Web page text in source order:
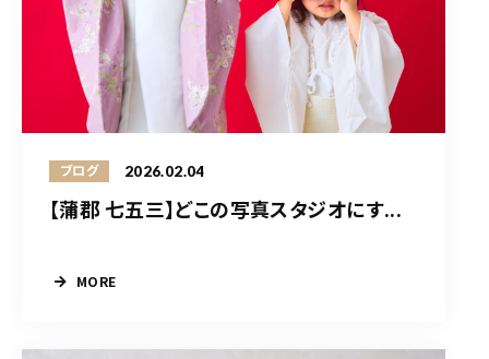
ブログ 2026.02.04
【蒲郡 七五三】どこの写真スタジオにす...
MORE